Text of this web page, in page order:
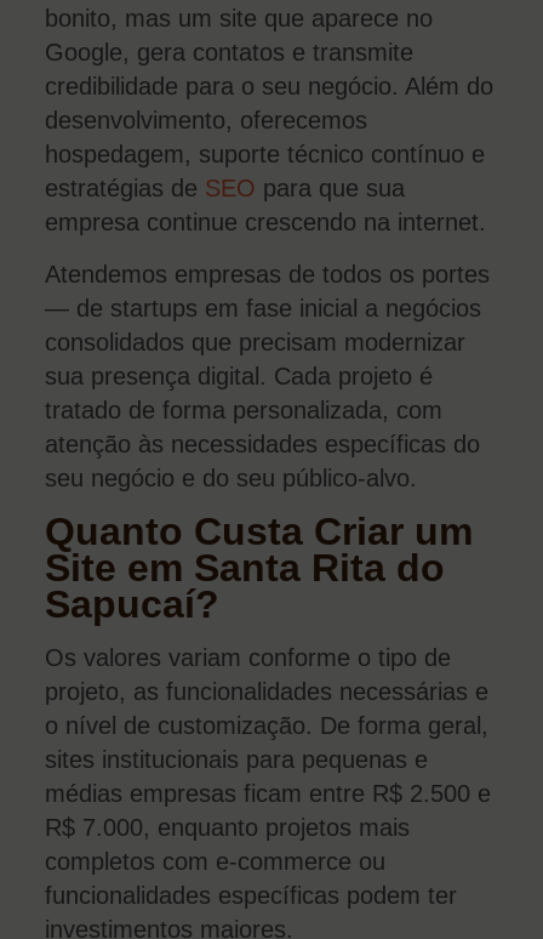
bonito, mas um site que aparece no
Google, gera contatos e transmite
credibilidade para o seu negócio. Além do
desenvolvimento, oferecemos
hospedagem, suporte técnico contínuo e
estratégias de SEO para que sua
empresa continue crescendo na internet.
Atendemos empresas de todos os portes
— de startups em fase inicial a negócios
consolidados que precisam modernizar
sua presença digital. Cada projeto é
tratado de forma personalizada, com
atenção às necessidades específicas do
seu negócio e do seu público-alvo.
Quanto Custa Criar um
Site em Santa Rita do
Sapucaí?
Os valores variam conforme o tipo de
projeto, as funcionalidades necessárias e
o nível de customização. De forma geral,
sites institucionais para pequenas e
médias empresas ficam entre R$ 2.500 e
R$ 7.000, enquanto projetos mais
completos com e-commerce ou
funcionalidades específicas podem ter
investimentos maiores.